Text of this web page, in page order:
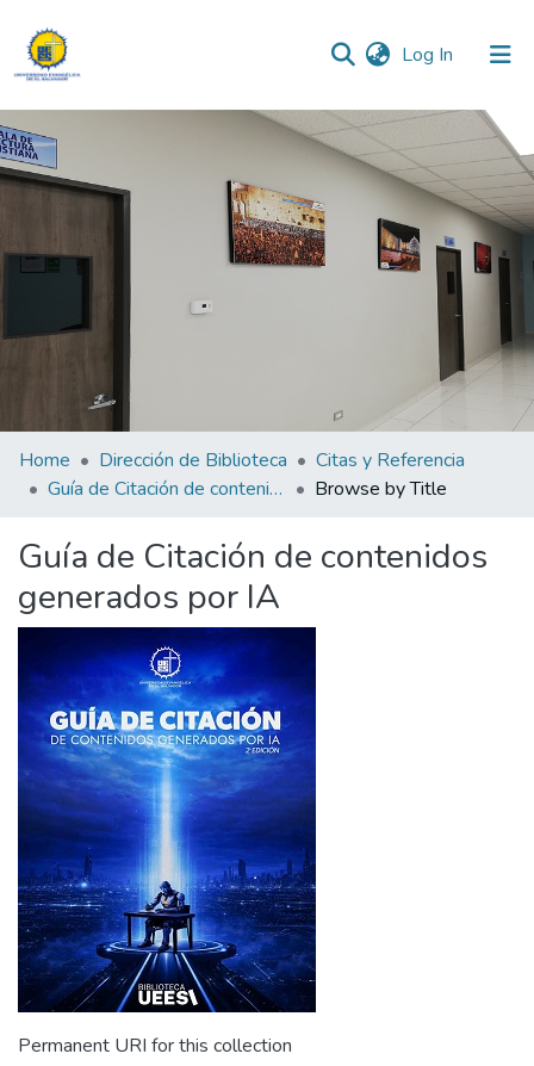
Log In (current)
Communities & Collections
All of DSpace
Home Dirección de Biblioteca
Citas y Referencia
Guía de Citación de contenidos generados por IA
Browse by Title
Guía de Citación de contenidos
generados por IA
Permanent URI for this collection